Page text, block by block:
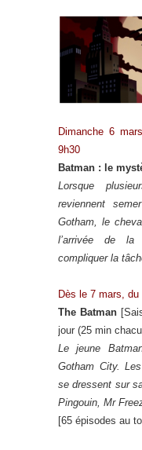
Dimanche 6
9h30
Batman : le
Lorsque
reviennent
Gotham, le
l’arrivée de la
compliquer la
Dès le 7 mars,
The Batman
jour (25 min
Le jeune
Gotham City.
se dressent sur
Pingouin, Mr
[65 épisodes au